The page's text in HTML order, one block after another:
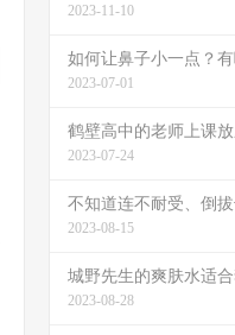
2023-11-10
如何让鼻子小一点？
2023-07-01
鹤壁高中的老师上课
2023-07-24
不知道连不耐受、倒
2023-08-15
城野先生的爽肤水适
2023-08-28